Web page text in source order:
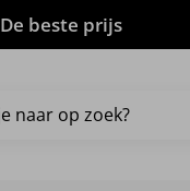
De beste prijs